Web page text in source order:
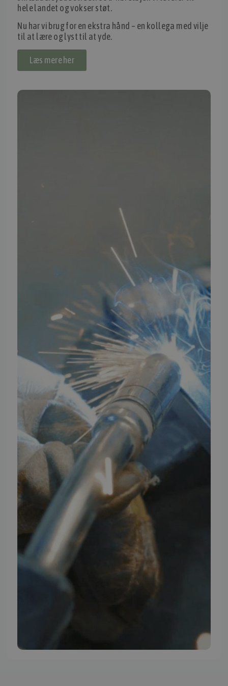
IMPORTØR
Alle mærker og modeller på tmp.dk importeres i Danmark af:
Thomas Møller Pedersen Aps.
Elmevej 18, Glyngøre 7870 Roslev
+45 97 74 07 33
Energiberegner
Artikler
TMP Historie
Cookie og Privatlivspolitik
Salgs- og leveringsbetingelser
Vores brands
09:00 - 15:30
Weekend
Lukket
FØLG TMP
Youtube
Instagram
TMP BRAND SHOPS
hele landet og vokser støt.
Nu har vi brug for en ekstra hånd – en kollega med vilje
til at lære og lyst til at yde.
Læs mere her